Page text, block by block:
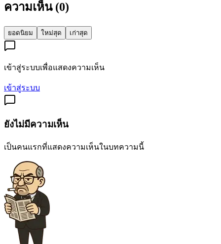
ความเห็น (0)
ยอดนิยม ใหม่สุด เก่าสุด
เข้าสู่ระบบเพื่อแสดงความเห็น
เข้าสู่ระบบ
ยังไม่มีความเห็น
เป็นคนแรกที่แสดงความเห็นในบทความนี้